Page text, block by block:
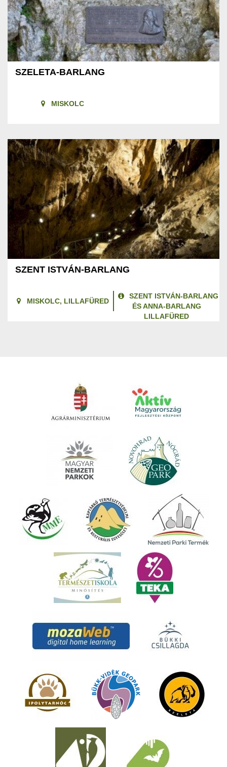
SZELETA-BARLANG
MISKOLC
SZENT ISTVÁN-BARLANG
MISKOLC, LILLAFÜRED
SZENT ISTVÁN-BARLANG
ÉS ANNA-BARLANG
LILLAFÜRED